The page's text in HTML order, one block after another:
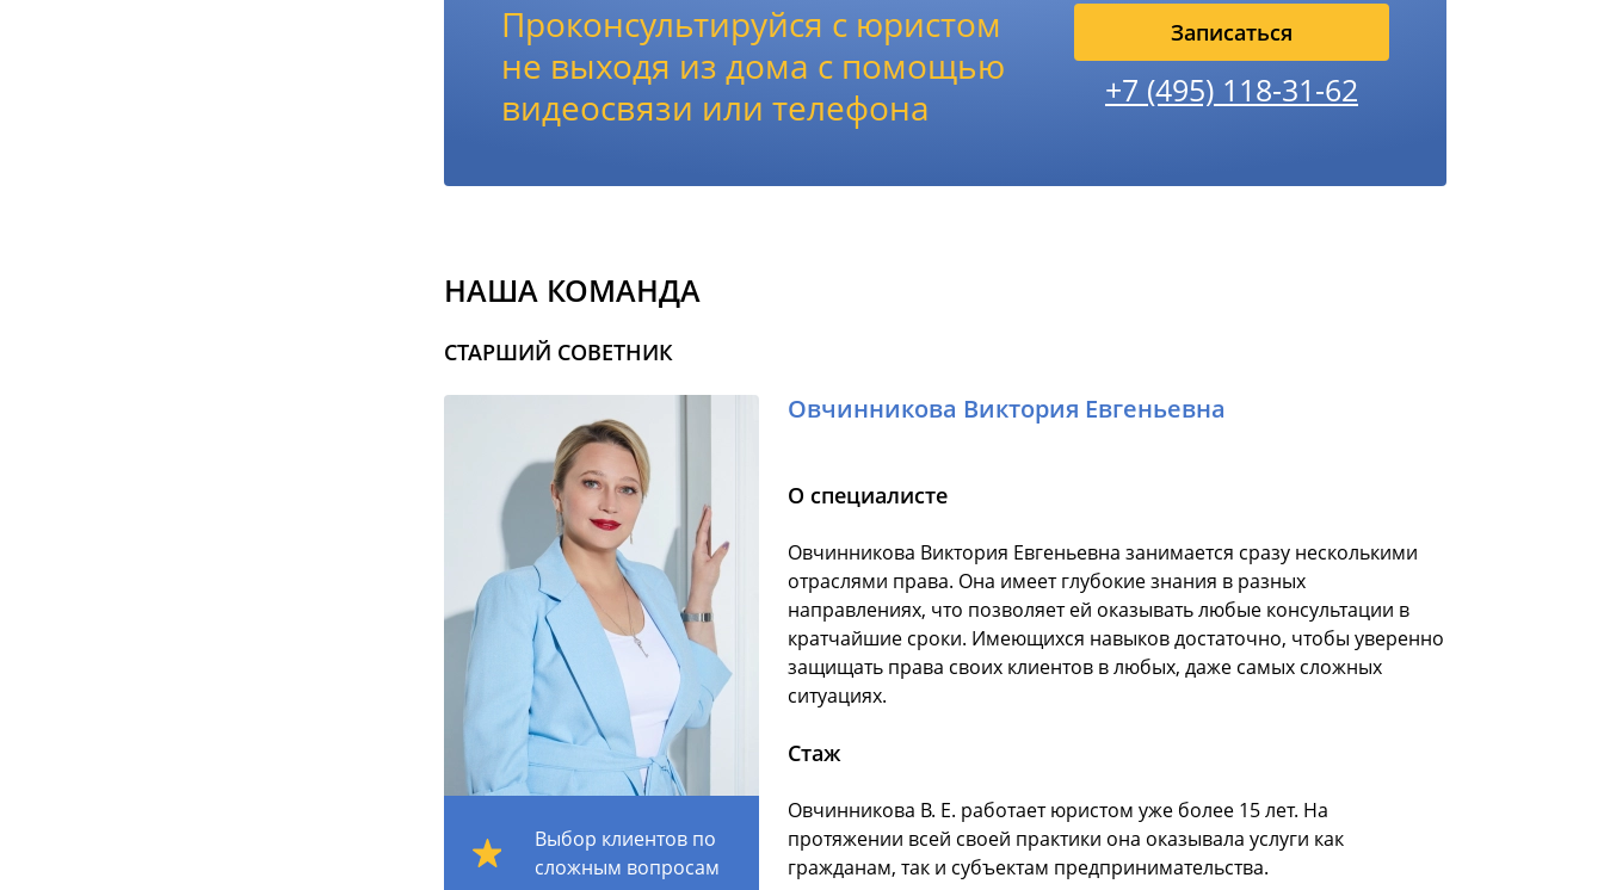
Проконсультируйся с юристом
не выходя из дома с помощью
видеосвязи или телефона
Записаться
+7 (495) 118-31-62
НАША КОМАНДА
СТАРШИЙ СОВЕТНИК
Выбор клиентов по
сложным вопросам
Овчинникова Виктория Евгеньевна
О специалисте
Овчинникова Виктория Евгеньевна занимается сразу несколькими
отраслями права. Она имеет глубокие знания в разных
направлениях, что позволяет ей оказывать любые консультации в
кратчайшие сроки. Имеющихся навыков достаточно, чтобы уверенно
защищать права своих клиентов в любых, даже самых сложных
ситуациях.
Стаж
Овчинникова В. Е. работает юристом уже более 15 лет. На
протяжении всей своей практики она оказывала услуги как
гражданам, так и субъектам предпринимательства.